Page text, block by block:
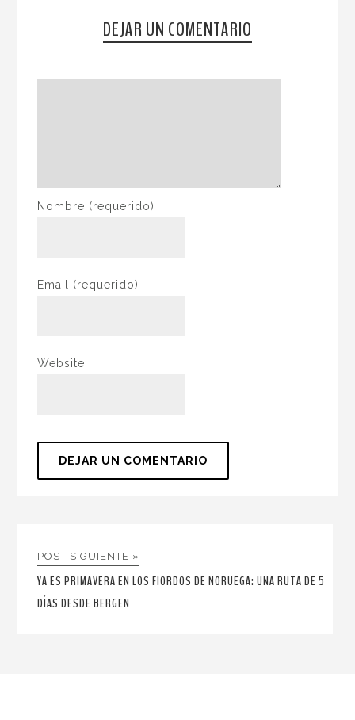
DEJAR UN COMENTARIO
Nombre (requerido)
Email (requerido)
Website
POST SIGUIENTE »
YA ES PRIMAVERA EN LOS FIORDOS DE NORUEGA: UNA RUTA DE 5
DÍAS DESDE BERGEN